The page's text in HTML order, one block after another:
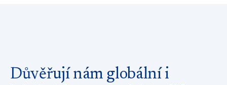
Důvěřují nám globální i